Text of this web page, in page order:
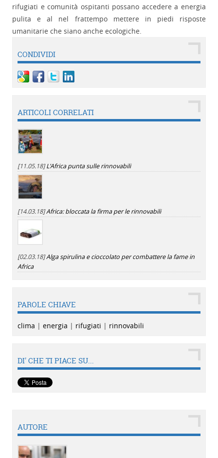
rifugiati e comunità ospitanti possano accedere a energia
pulita e al nel frattempo mettere in piedi risposte
umanitarie che siano anche ecologiche.
CONDIVIDI
ARTICOLI CORRELATI
[11.05.18]L'Africa punta sulle rinnovabili
[14.03.18]Africa: bloccata la firma per le rinnovabili
[02.03.18]Alga spirulina e cioccolato per combattere la fame in
Africa
PAROLE CHIAVE
clima | energia | rifugiati | rinnovabili
DI' CHE TI PIACE SU...
AUTORE